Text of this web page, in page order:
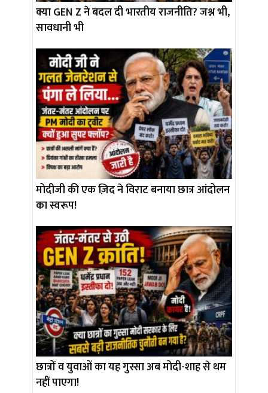
क्या GEN Z ने बदल दी भारतीय राजनीति? जश्न भी,
सावधानी भी
मोदीजी की एक ज़िद ने विराट बनाया छात्र आंदोलन
का स्वरूप!
छात्रों व युवाओं का यह गुस्सा अब मोदी-शाह से थम
नहीं पाएगा!